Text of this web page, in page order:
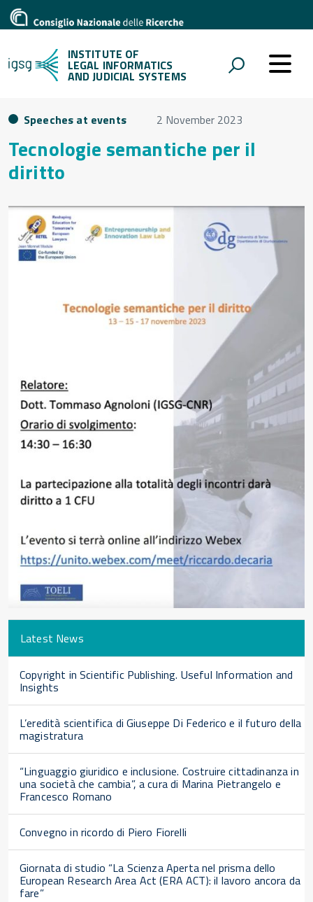
INSTITUTE OF
LEGAL INFORMATICS
AND JUDICIAL SYSTEMS
Speeches at events 2 November 2023
Tecnologie semantiche per il
diritto
Latest News
Copyright in Scientific Publishing. Useful Information and
Insights
L’eredità scientifica di Giuseppe Di Federico e il futuro della
magistratura
“Linguaggio giuridico e inclusione. Costruire cittadinanza in
una società che cambia”, a cura di Marina Pietrangelo e
Francesco Romano
Convegno in ricordo di Piero Fiorelli
Giornata di studio “La Scienza Aperta nel prisma dello
European Research Area Act (ERA ACT): il lavoro ancora da
fare”